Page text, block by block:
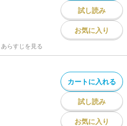
試し読み
お気に入り
あらすじを見る
カートに入れる
試し読み
お気に入り